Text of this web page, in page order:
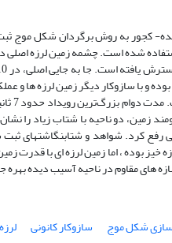
مقاله، ویژگیهای چشمه زمین لرزه ویرانگر هشتم خرداد
استفاده شده است. چشمه زمین
با سازوکار دیگر زمین لرزه ها و
توزیع حرکت نیرومند زمین، دو ناحیه با
رفع کرد. شواهد و شتابنگاشتهای
خیز بوده ، اما زمین لرزه ای با
های مقاوم در ناحیه آسیب دیده
شکل موج سازوکار کانونی